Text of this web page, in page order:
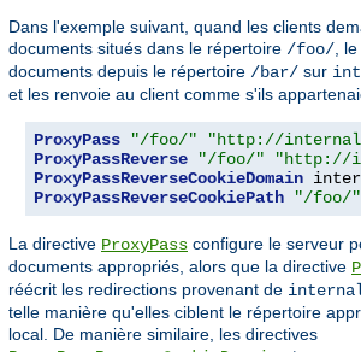
Dans l'exemple suivant, quand les clients
documents situés dans le répertoire /foo/ ,
documents depuis le répertoire /bar/ sur
et les renvoie au client comme s'ils
ProxyPass "/foo/"
"http://
ProxyPassReverse
"/foo/"
"http://
ProxyPassReverseCookieDomain
ProxyPassReverseCookiePath
"/foo/"
La directive ProxyPass configure le serveur
documents appropriés, alors que la directive
réécrit les redirections provenant de
telle manière qu'elles ciblent le répertoire
local. De manière similaire, les directives